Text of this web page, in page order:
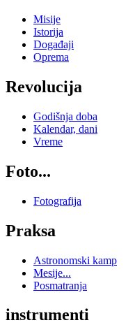
Misije
Istorija
Događaji
Oprema
Revolucija
Godišnja doba
Kalendar, dani
Vreme
Foto...
Fotografija
Praksa
Astronomski kamp
Mesije...
Posmatranja
instrumenti